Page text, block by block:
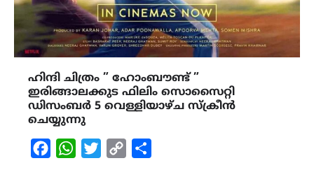
ഹിന്ദി ചിത്രം ” ഹോംബൗണ്ട് ”
ഇരിങ്ങാലക്കുട ഫിലിം സൊസൈറ്റി
ഡിസംബർ 5 വെള്ളിയാഴ്ച സ്ക്രീൻ
ചെയ്യുന്നു
FacebookWhatsAppTwitterCopy